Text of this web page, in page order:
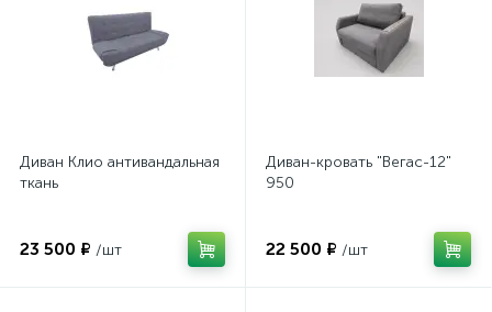
Диван Клио антивандальная
ткань
23 500 ₽ /шт
Диван-кровать "Вегас-12"
950
22 500 ₽ /шт